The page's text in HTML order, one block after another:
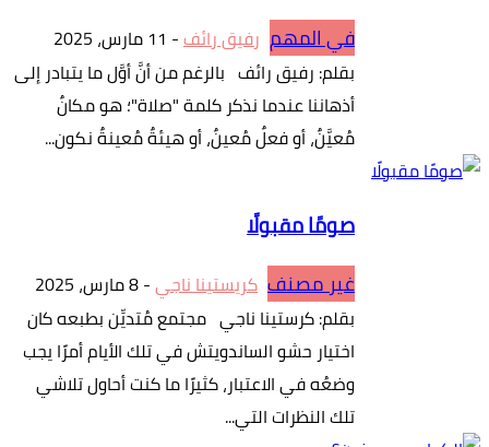
في المهم رفيق رائف- 11 مارس، 2025
بقلم: رفيق رائف بالرغم من أنَّ أوَّل ما يتبادر إلى
أذهاننا عندما نذكر كلمة "صلاة"؛ هو مكانٌ
مُعيَّنٌ، أو فعلٌ مُعينٌ، أو هيئةٌ مُعينةٌ نكون...
صومًا مقبولًا
غير مصنف كريستينا ناجي-8 مارس، 2025
بقلم: كرستينا ناجي مجتمع مُتديِّن بطبعه كان
اختيار حشو الساندويتش في تلك الأيام أمرًا يجب
وضعُه في الاعتبار، كثيرًا ما كنت أحاول تلاشي
تلك النظرات التي...